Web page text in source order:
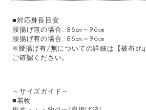
■対応身長目安
腰揚げ無の場合…86㎝～96㎝
腰揚げ有の場合…86㎝～96㎝
※腰揚げ有/無についての詳細は【被布
ご確認ください。
～サイズガイド～
■着物